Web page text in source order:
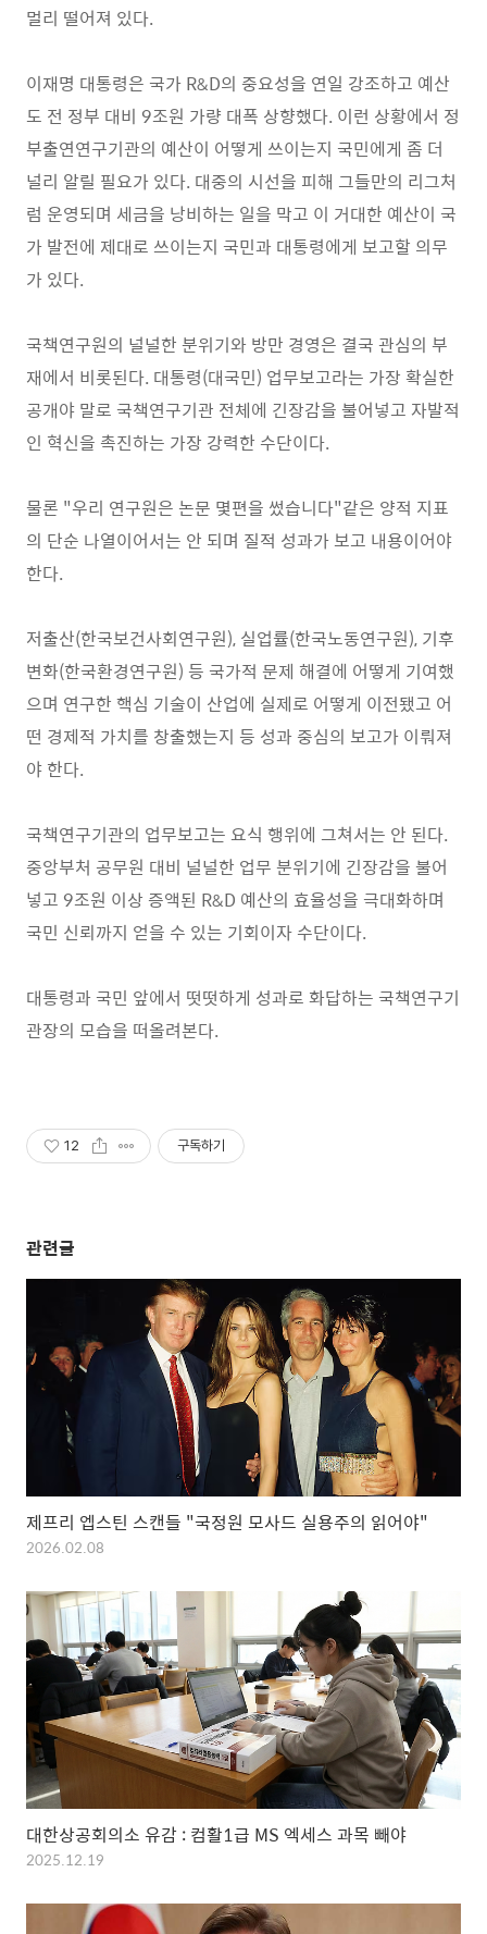
멀리 떨어져 있다.
이재명 대통령은 국가 R&D의 중요성을 연일 강조하고 예산
도 전 정부 대비 9조원 가량 대폭 상향했다. 이런 상황에서 정
부출연연구기관의 예산이 어떻게 쓰이는지 국민에게 좀 더
널리 알릴 필요가 있다. 대중의 시선을 피해 그들만의 리그처
럼 운영되며 세금을 낭비하는 일을 막고 이 거대한 예산이 국
가 발전에 제대로 쓰이는지 국민과 대통령에게 보고할 의무
가 있다.
국책연구원의 널널한 분위기와 방만 경영은 결국 관심의 부
재에서 비롯된다. 대통령(대국민) 업무보고라는 가장 확실한
공개야 말로 국책연구기관 전체에 긴장감을 불어넣고 자발적
인 혁신을 촉진하는 가장 강력한 수단이다.
물론 "우리 연구원은 논문 몇편을 썼습니다"같은 양적 지표
의 단순 나열이어서는 안 되며 질적 성과가 보고 내용이어야
한다.
저출산(한국보건사회연구원), 실업률(한국노동연구원), 기후
변화(한국환경연구원) 등 국가적 문제 해결에 어떻게 기여했
으며 연구한 핵심 기술이 산업에 실제로 어떻게 이전됐고 어
떤 경제적 가치를 창출했는지 등 성과 중심의 보고가 이뤄져
야 한다.
국책연구기관의 업무보고는 요식 행위에 그쳐서는 안 된다.
중앙부처 공무원 대비 널널한 업무 분위기에 긴장감을 불어
넣고 9조원 이상 증액된 R&D 예산의 효율성을 극대화하며
국민 신뢰까지 얻을 수 있는 기회이자 수단이다.
대통령과 국민 앞에서 떳떳하게 성과로 화답하는 국책연구기
관장의 모습을 떠올려본다.
12 구독하기
관련글
제프리 엡스틴 스캔들 "국정원 모사드 실용주의 읽어야"
2026.02.08
대한상공회의소 유감 : 컴활1급 MS 엑세스 과목 빼야
2025.12.19